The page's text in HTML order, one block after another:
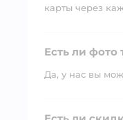
карты через
Есть ли фото
Да, у нас вы